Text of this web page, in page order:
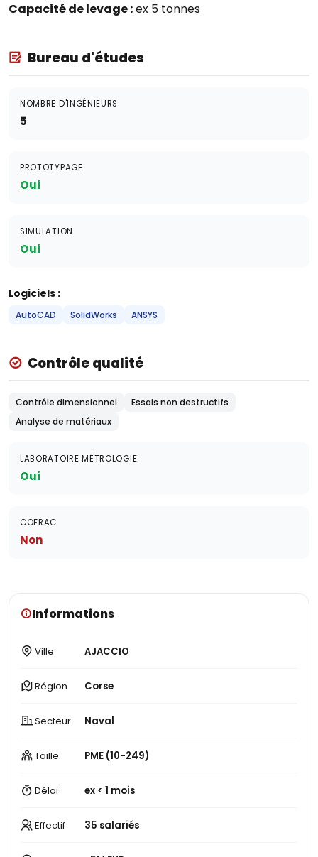
Capacité de levage :ex 5 tonnes
Bureau d'études
NOMBRE D'INGÉNIEURS
5
PROTOTYPAGE
Oui
SIMULATION
Oui
Logiciels :
AutoCAD SolidWorks ANSYS
Contrôle qualité
Contrôle dimensionnel
Essais non destructifs
Analyse de matériaux
LABORATOIRE MÉTROLOGIE
Oui
COFRAC
Non
Informations
Ville AJACCIO
Région Corse
Secteur Naval
Taille PME (10-249)
Délai ex < 1 mois
Effectif 35 salariés